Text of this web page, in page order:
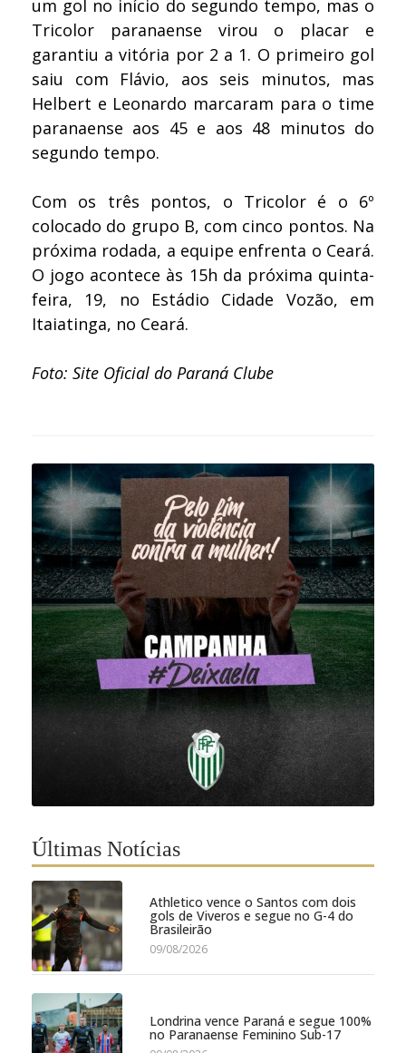
um gol no início do segundo tempo, mas o
Tricolor paranaense virou o placar e
garantiu a vitória por 2 a 1. O primeiro gol
saiu com Flávio, aos seis minutos, mas
Helbert e Leonardo marcaram para o time
paranaense aos 45 e aos 48 minutos do
segundo tempo.
Com os três pontos, o Tricolor é o 6º
colocado do grupo B, com cinco pontos. Na
próxima rodada, a equipe enfrenta o Ceará.
O jogo acontece às 15h da próxima quinta-
feira, 19, no Estádio Cidade Vozão, em
Itaiatinga, no Ceará.
Foto: Site Oficial do Paraná Clube
Últimas Notícias
Athletico vence o Santos com dois
gols de Viveros e segue no G-4 do
Brasileirão
09/08/2026
Londrina vence Paraná e segue 100%
no Paranaense Feminino Sub-17